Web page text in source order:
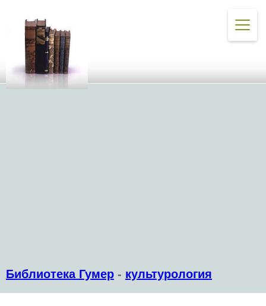
Библиотека Гумер - культурология